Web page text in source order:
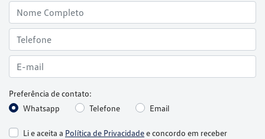
Preferência de contato:
Whatsapp
Telefone Email
Li e aceita a Política de Privacidadee concordo em receber